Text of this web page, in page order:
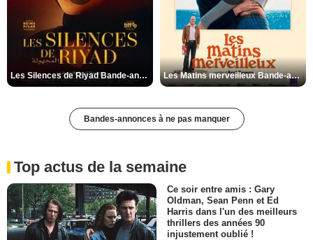
Les Silences de Riyad Bande-annonce VO STFR Les Matins merveilleux Bande-annonce VF
Bandes-annonces à ne pas manquer
Top actus de la semaine
Ce soir entre amis : Gary
Oldman, Sean Penn et Ed
Harris dans l'un des meilleurs
thrillers des années 90
injustement oublié !